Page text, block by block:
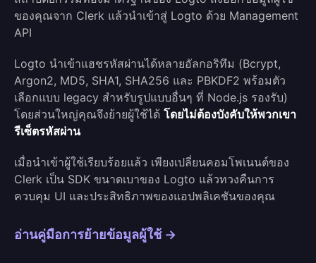
ของคุณจาก Clerk แล้วนำเข้าสู่ Logto ด้วย Management
API
Logto นำเข้าแฮชรหัสผ่านได้หลายอัลกอริทึม (Bcrypt,
Argon2, MD5, SHA1, SHA256 และ PBKDF2 พร้อมตัว
เลือกแบบ legacy สำหรับรูปแบบอื่นๆ ที่ Node.js รองรับ)
โดยส่วนใหญ่คุณจึงย้ายผู้ใช้ได้ โดยไม่ต้องบังคับให้พวกเขา
รีเซ็ตรหัสผ่าน
เมื่อนำเข้าผู้ใช้เรียบร้อยแล้ว เพียงเปลี่ยนคอมโพเนนต์ของ
Clerk เป็น SDK ขนาดเบาของ Logto แล้วทวงคืนการ
ควบคุม UI และประสิทธิภาพของแอปพลิเคชันของคุณ
อ่านคู่มือการย้ายข้อมูลผู้ใช้ →